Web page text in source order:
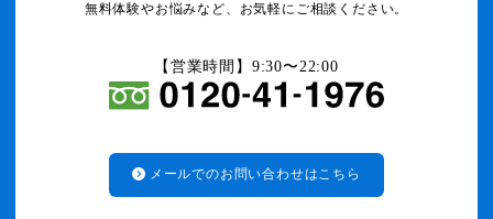
無料体験やお悩みなど、お気軽にご相談ください。
【営業時間】9:30〜22:00
メールでのお問い合わせはこちら